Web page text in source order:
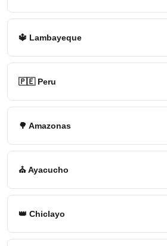
🔱 Lambayeque
🇵🇪 Peru
🌳 Amazonas
⛪ Ayacucho
👑 Chiclayo